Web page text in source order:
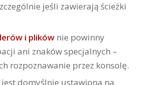
jeśli zawierają ścieżki
i plikównie powinny
ani znaków specjalnych –
rozpoznawanie przez konsolę.
jest domyślnie ustawiona na